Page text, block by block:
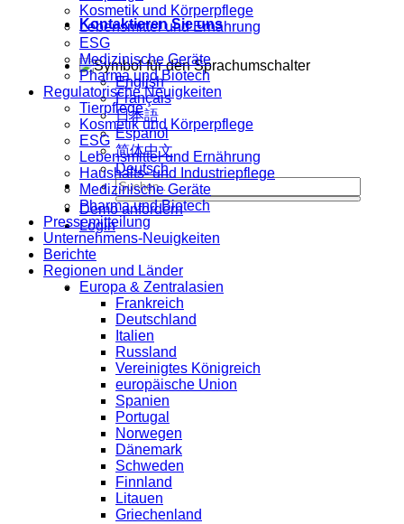
Kontaktieren Sie uns
English
Français
日本語
Español
简体中文
Deutsch
Demo anfordern
Login
Kosmetik und Körperpflege
Lebensmittel und Ernährung
ESG
Medizinische Geräte
Pharma und Biotech
Regulatorische Neuigkeiten
Tierpflege
Kosmetik und Körperpflege
ESG
Lebensmittel und Ernährung
Haushalts- und Industriepflege
Medizinische Geräte
Pharma und Biotech
Pressemitteilung
Unternehmens-Neuigkeiten
Berichte
Regionen und Länder
Europa & Zentralasien
Frankreich
Deutschland
Italien
Russland
Vereinigtes Königreich
europäische Union
Spanien
Portugal
Norwegen
Dänemark
Schweden
Finnland
Litauen
Griechenland